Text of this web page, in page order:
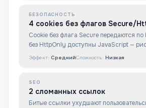
БЕЗОПАСНОСТЬ
4 cookies без флагов Secure/
Cookie без флага Secure передаются по
без HttpOnly доступны JavaScript —
Эффект: СреднийСложность: Низкая
SEO
2 сломанных ссылок
Битые ссылки ухудшают